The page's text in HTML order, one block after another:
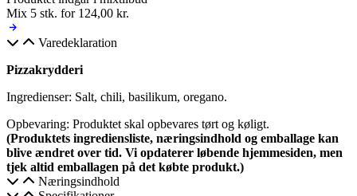
Mix 5 stk. for 124,00 kr.
Varedeklaration
Pizzakrydderi
Ingredienser: Salt, chili, basilikum, oregano.
Opbevaring: Produktet skal opbevares tørt og køligt.
(Produktets ingrediensliste, næringsindhold og emballage kan
blive ændret over tid. Vi opdaterer løbende hjemmesiden, men
tjek altid emballagen på det købte produkt.)
Næringsindhold